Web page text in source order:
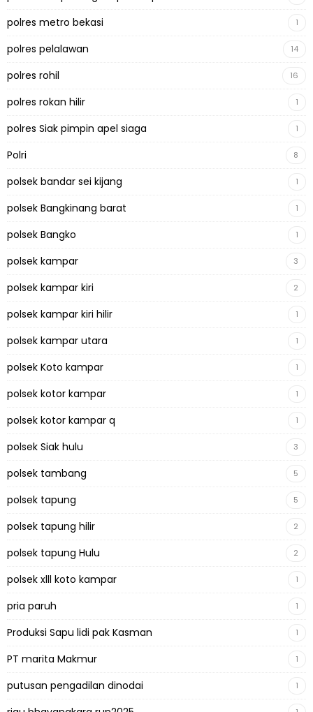
polres metro bekasi 1
polres pelalawan 14
polres rohil 16
polres rokan hilir 1
polres Siak pimpin apel siaga 1
Polri 8
polsek bandar sei kijang 1
polsek Bangkinang barat 1
polsek Bangko 1
polsek kampar 3
polsek kampar kiri 2
polsek kampar kiri hilir 1
polsek kampar utara 1
polsek Koto kampar 1
polsek kotor kampar 1
polsek kotor kampar q 1
polsek Siak hulu 3
polsek tambang 5
polsek tapung 5
polsek tapung hilir 2
polsek tapung Hulu 2
polsek xlll koto kampar 1
pria paruh 1
Produksi Sapu lidi pak Kasman 1
PT marita Makmur 1
putusan pengadilan dinodai 1